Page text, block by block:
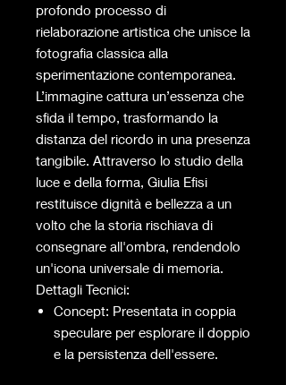
profondo processo di
rielaborazione artistica che unisce la
fotografia classica alla
sperimentazione contemporanea.
L’immagine cattura un’essenza che
sfida il tempo, trasformando la
distanza del ricordo in una presenza
tangibile. Attraverso lo studio della
luce e della forma, Giulia Efisi
restituisce dignità e bellezza a un
volto che la storia rischiava di
consegnare all'ombra, rendendolo
un'icona universale di memoria.
Dettagli Tecnici:
Concept: Presentata in coppia
speculare per esplorare il doppio
e la persistenza dell'essere.